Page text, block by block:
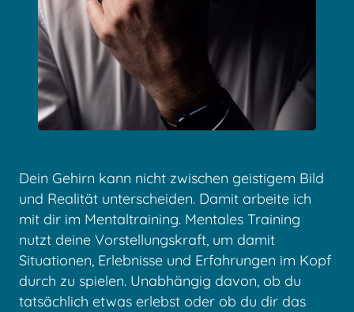
Dein Gehirn kann nicht zwischen geistigem Bild
und Realität unterscheiden. Damit arbeite ich
mit dir im Mentaltraining. Mentales Training
nutzt deine Vorstellungskraft, um damit
Situationen, Erlebnisse und Erfahrungen im Kopf
durch zu spielen. Unabhängig davon, ob du
tatsächlich etwas erlebst oder ob du dir das